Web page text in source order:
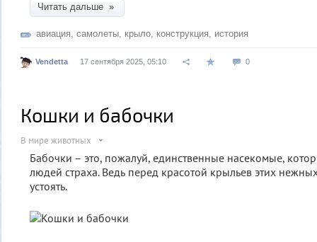
Читать дальше »
авиация, самолеты, крыло, конструкция, история
Vendetta 17 сентября 2025, 05:10 0
Кошки и бабочки
В мире животных
Бабочки – это, пожалуй, единственные насекомые,
людей страха. Ведь перед красотой крыльев этих
устоять.